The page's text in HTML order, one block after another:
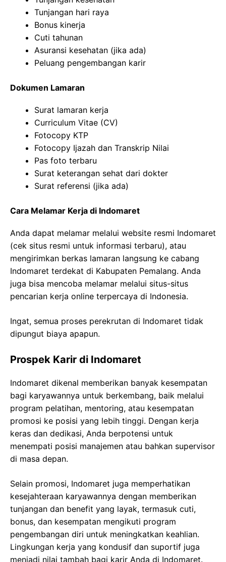
Tunjangan hari raya
Bonus kinerja
Cuti tahunan
Asuransi kesehatan (jika ada)
Peluang pengembangan karir
Dokumen Lamaran
Surat lamaran kerja
Curriculum Vitae (CV)
Fotocopy KTP
Fotocopy Ijazah dan Transkrip Nilai
Pas foto terbaru
Surat keterangan sehat dari dokter
Surat referensi (jika ada)
Cara Melamar Kerja di Indomaret
Anda dapat melamar melalui website resmi Indomaret
(cek situs resmi untuk informasi terbaru), atau
mengirimkan berkas lamaran langsung ke cabang
Indomaret terdekat di Kabupaten Pemalang. Anda
juga bisa mencoba melamar melalui situs-situs
pencarian kerja online terpercaya di Indonesia.
Ingat, semua proses perekrutan di Indomaret tidak
dipungut biaya apapun.
Prospek Karir di Indomaret
Indomaret dikenal memberikan banyak kesempatan
bagi karyawannya untuk berkembang, baik melalui
program pelatihan, mentoring, atau kesempatan
promosi ke posisi yang lebih tinggi. Dengan kerja
keras dan dedikasi, Anda berpotensi untuk
menempati posisi manajemen atau bahkan supervisor
di masa depan.
Selain promosi, Indomaret juga memperhatikan
kesejahteraan karyawannya dengan memberikan
tunjangan dan benefit yang layak, termasuk cuti,
bonus, dan kesempatan mengikuti program
pengembangan diri untuk meningkatkan keahlian.
Lingkungan kerja yang kondusif dan suportif juga
menjadi nilai tambah bagi karir Anda di Indomaret.